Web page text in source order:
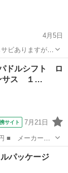
4月5日
ビありますが、
一発始動でし
エンジン
ドルシフト ロ
サス １…
サイト 7月21日
ド名： ＶＳ
６インチアル
パッケージ